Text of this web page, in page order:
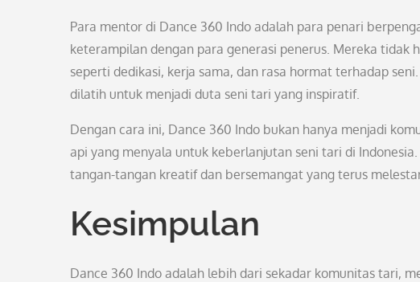
Para mentor di Dance 360 Indo adalah para penari
keterampilan dengan para generasi penerus. Mereka
seperti dedikasi, kerja sama, dan rasa hormat terhadap
dilatih untuk menjadi duta seni tari yang inspiratif.
Dengan cara ini, Dance 360 Indo bukan hanya menjadi
api yang menyala untuk keberlanjutan seni tari di
tangan-tangan kreatif dan bersemangat yang terus
Kesimpulan
Dance 360 Indo adalah lebih dari sekadar komunitas tari,